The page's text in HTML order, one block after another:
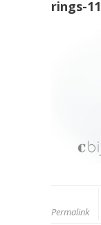
rings-
Permalink